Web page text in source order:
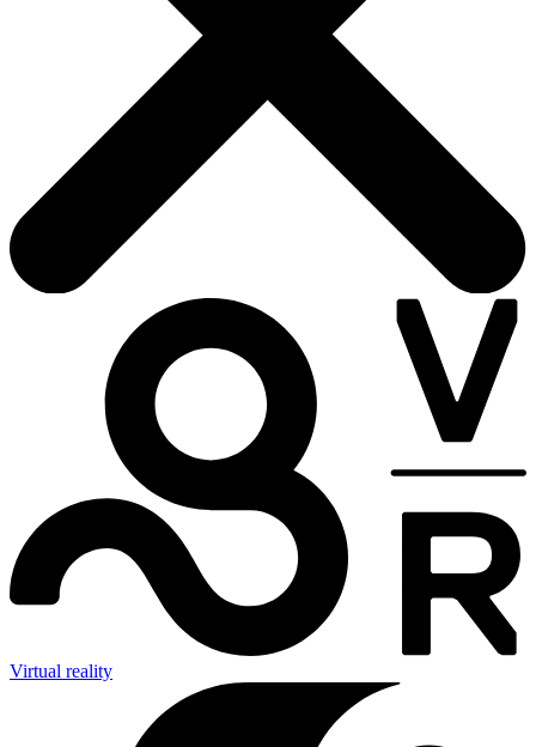
Virtual reality